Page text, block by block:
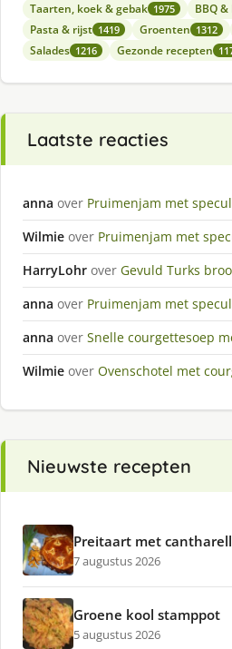
Taarten, koek & gebak 1975 BBQ
Pasta & rijst 1419 Groenten 1312
Salades 1216 Gezonde recepten
Laatste reacties
anna over Pruimenjam met
Wilmie over Pruimenjam met
HarryLohr over Gevuld Turks
anna over Pruimenjam met
anna over Snelle courgettesoep
Wilmie over Ovenschotel met
Nieuwste recepten
Preitaart met
7 augustus 2026
Groene kool stamppot
5 augustus 2026